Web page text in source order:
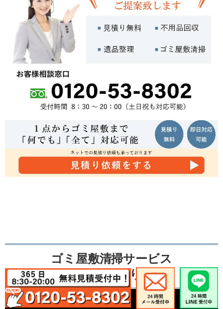
ゴミ屋敷清掃サービス
不用品の買取り事例